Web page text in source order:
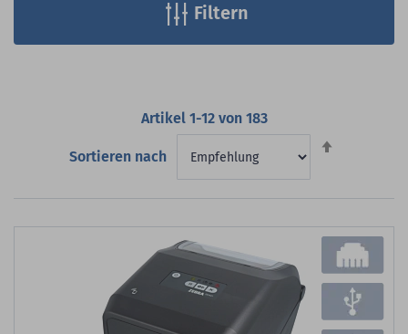
Artikel 1-12von 183
Sortieren nach
Filtern